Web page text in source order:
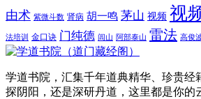
由术 紫微斗数 肾病 胡一鸣 茅山 视频 视
法培训 金口诀 门纯德 闾山 阿部泰山 雷法 高俊
学道书院，汇集千年道典精华、珍贵经
探阴阳，还是深研丹道，这里都是你的